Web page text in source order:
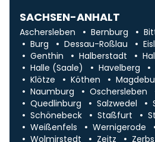
SACHSEN-ANHALT
Aschersleben Bernburg
Burg
Dessau-Roßlau
Genthin
Halberstadt
Halle (Saale)
Havelberg
Klötze
Köthen
Naumburg
Oschersleben
Quedlinburg
Salzwedel
Schönebeck
Staßfurt
Weißenfels
Wernigerode
Wolmirstedt
Zeitz